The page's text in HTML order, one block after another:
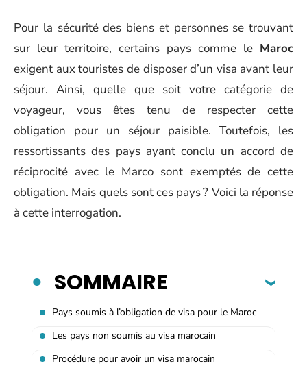
Pour la sécurité des biens et personnes se trouvant
sur leur territoire, certains pays comme le Maroc
exigent aux touristes de disposer d’un visa avant leur
séjour. Ainsi, quelle que soit votre catégorie de
voyageur, vous êtes tenu de respecter cette
obligation pour un séjour paisible. Toutefois, les
ressortissants des pays ayant conclu un accord de
réciprocité avec le Marco sont exemptés de cette
obligation. Mais quels sont ces pays ? Voici la réponse
à cette interrogation.
SOMMAIRE
Pays soumis à l’obligation de visa pour le Maroc
Les pays non soumis au visa marocain
Procédure pour avoir un visa marocain